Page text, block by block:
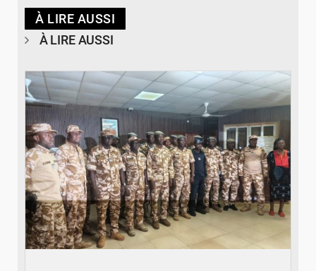
À LIRE AUSSI
À LIRE AUSSI